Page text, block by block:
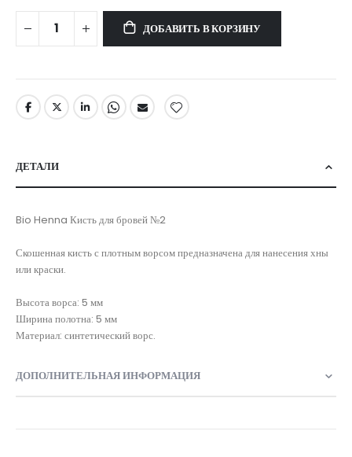
ДОБАВИТЬ В КОРЗИНУ
ДЕТАЛИ
Bio Henna Кисть для бровей №2
Скошенная кисть с плотным ворсом предназначена для нанесения хны
или краски.
Высота ворса: 5 мм
Ширина полотна: 5 мм
Материал: синтетический ворс.
ДОПОЛНИТЕЛЬНАЯ ИНФОРМАЦИЯ